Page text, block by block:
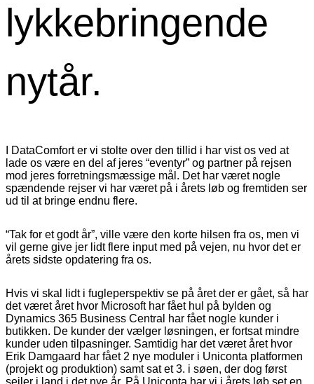
lykkebringende
nytår.
I DataComfort er vi stolte over den tillid i har vist os ved at
lade os være en del af jeres “eventyr” og partner på rejsen
mod jeres forretningsmæssige mål. Det har været nogle
spændende rejser vi har været på i årets løb og fremtiden ser
ud til at bringe endnu flere.
“Tak for et godt år”, ville være den korte hilsen fra os, men vi
vil gerne give jer lidt flere input med på vejen, nu hvor det er
årets sidste opdatering fra os.
Hvis vi skal lidt i fugleperspektiv se på året der er gået, så har
det været året hvor Microsoft har fået hul på bylden og
Dynamics 365 Business Central har fået nogle kunder i
butikken. De kunder der vælger løsningen, er fortsat mindre
kunder uden tilpasninger. Samtidig har det været året hvor
Erik Damgaard har fået 2 nye moduler i Uniconta platformen
(projekt og produktion) samt sat et 3. i søen, der dog først
sejler i land i det nye år. På Uniconta har vi i årets løb set en